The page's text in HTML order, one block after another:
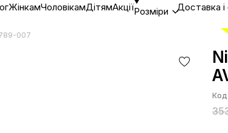
ЖінкамЧоловікамДітямАкціїРозміри Доставка і
007
Код